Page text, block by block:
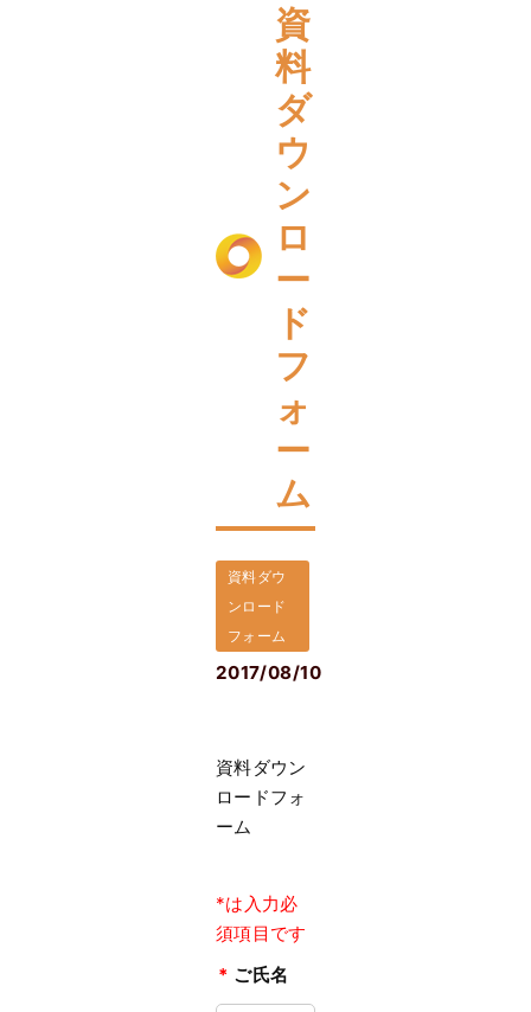
資
料
ダ
ウ
ン
ロ
ー
ド
フ
ォ
ー
ム
資料ダウ
ンロード
フォーム
2017/08/10
資料ダウン
ロードフォ
ーム
*は入力必
須項目です
* ご氏名